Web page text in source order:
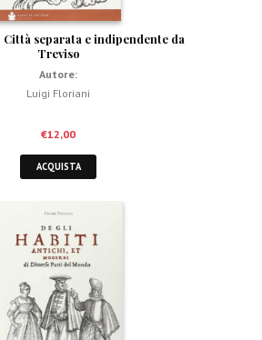
separata e indipendente da
Treviso
Autore:
Luigi Floriani
€12,00
ACQUISTA